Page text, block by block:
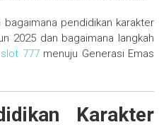
pendidikan karakter
2025 dan bagaimana langkah
777menuju Generasi Emas
Karakter